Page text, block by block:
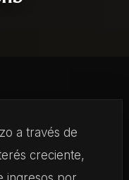
a través de
creciente,